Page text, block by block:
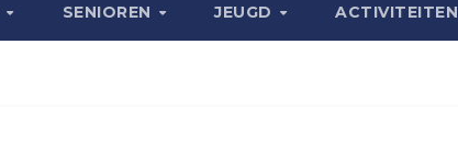
SENIOREN JEUGD ACTIVITEITEN